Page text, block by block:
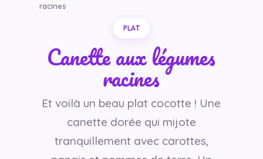
racines
PLAT
Canette aux légumes
racines
Et voilà un beau plat cocotte ! Une
canette dorée qui mijote
tranquillement avec carottes,